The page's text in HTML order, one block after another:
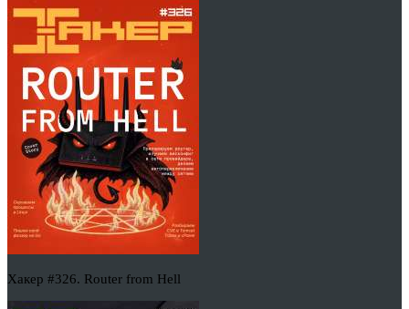
Хакер #326. Router from Hell